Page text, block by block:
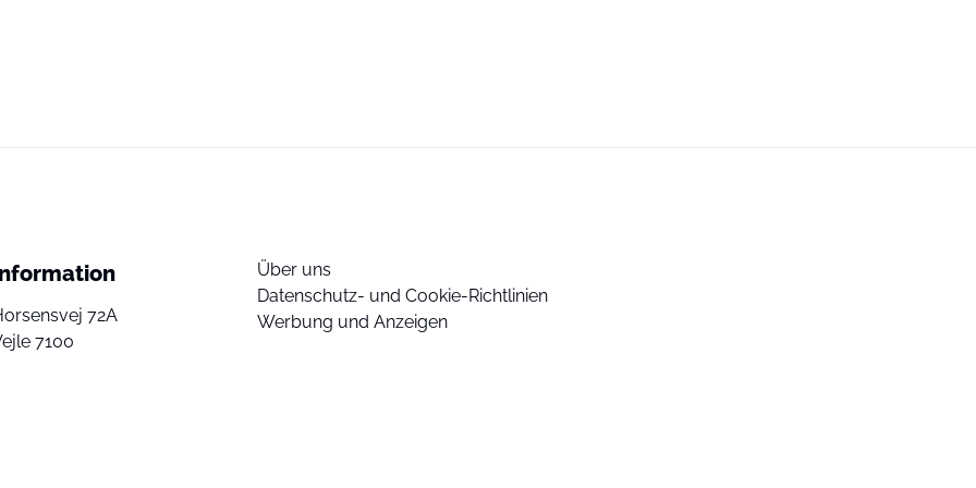
72A
7100
Über uns
Datenschutz- und Cookie-Richtlinien
Werbung und Anzeigen